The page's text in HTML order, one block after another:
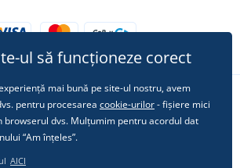
ne pe rețelele sociale
ul să funcționeze corect
mai bună pe site-ul nostru, avem
pentru procesarea cookie-urilor- fișiere mici
browserul dvs. Mulțumim pentru acordul dat
“Am înțeles”.
AICI